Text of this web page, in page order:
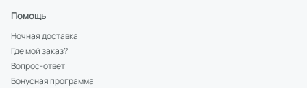
Помощь
Ночная доставка
Где мой заказ?
Вопрос-ответ
Бонусная программа